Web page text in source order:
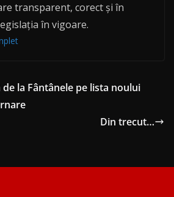
transparent, corect și în
în vigoare.
la Fântânele pe lista noului
Din trecut…